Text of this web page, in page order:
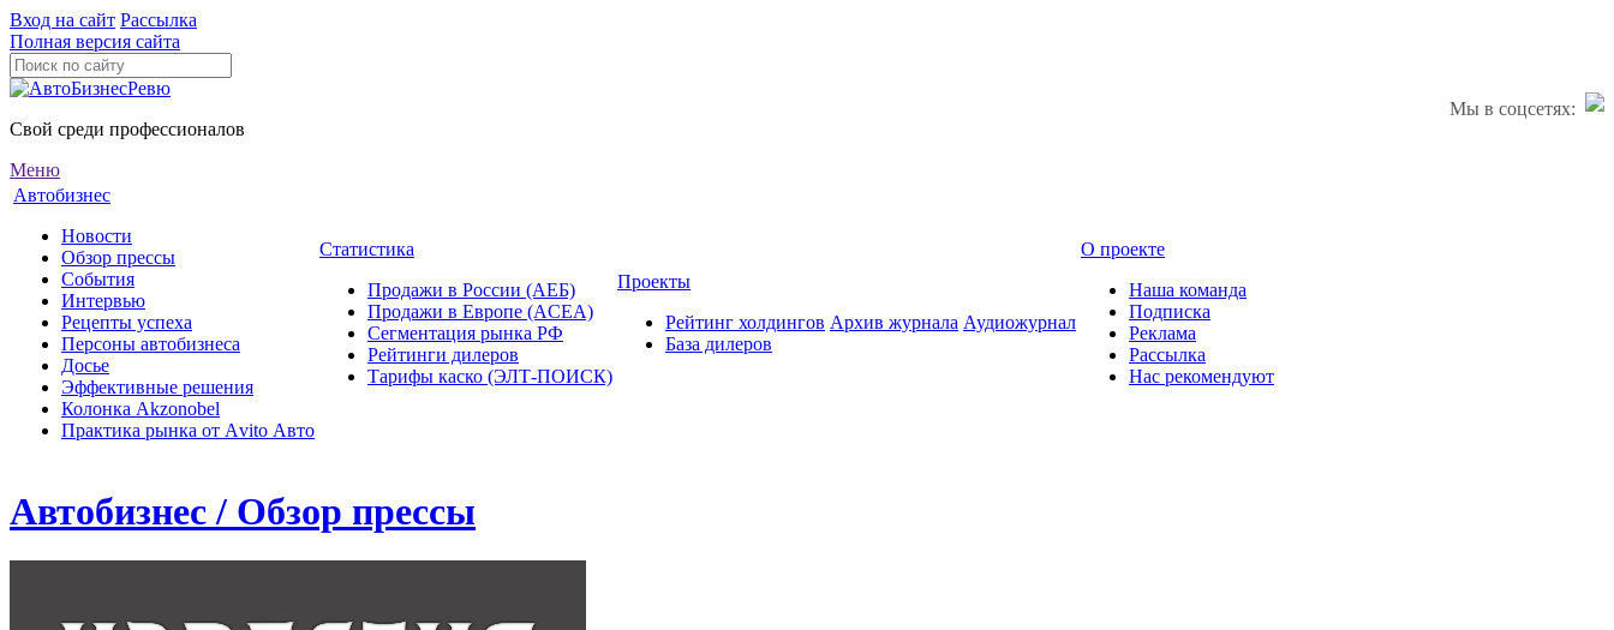
Вход на сайт Рассылка
Полная версия сайта
Мы в соцсетях:
Свой среди профессионалов
Меню
Автобизнес
Новости
Обзор прессы
События
Интервью
Рецепты успеха
Персоны автобизнеса
Досье
Эффективные решения
Колонка Akzonobel
Практика рынка от Аvito Авто
Статистика
Продажи в России (АЕБ)
Продажи в Европе (ACEA)
Сегментация рынка РФ
Рейтинги дилеров
Тарифы каско (ЭЛТ-ПОИСК)
Проекты
Рейтинг холдингов
База дилеров
Архив журнала Аудиожурнал
О проекте
Наша команда
Подписка
Реклама
Рассылка
Нас рекомендуют
Автобизнес / Обзор прессы